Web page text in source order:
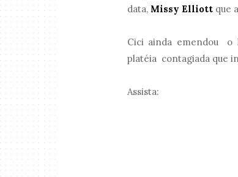
data, Missy Elliott que
Cici ainda emendou o
platéia contagiada que
Assista: